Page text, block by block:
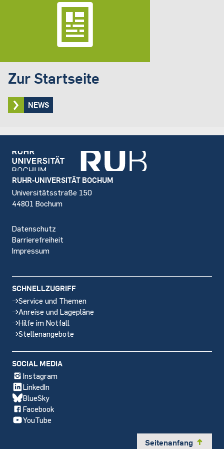
Zur Startseite
NEWS
Footer
RUHR-UNIVERSITÄT BOCHUM
Universitätsstraße 150
44801 Bochum
Datenschutz
Barrierefreiheit
Impressum
SCHNELLZUGRIFF
Service und Themen
Anreise und Lagepläne
Hilfe im Notfall
Stellenangebote
SOCIAL MEDIA
Instagram
LinkedIn
BlueSky
Facebook
YouTube
Seitenanfang y